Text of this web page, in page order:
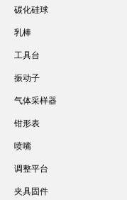
碳化硅球
乳棒
工具台
振动子
气体采样器
钳形表
喷嘴
调整平台
夹具固件